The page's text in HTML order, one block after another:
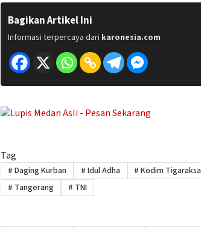
Bagikan Artikel Ini
Informasi terpercaya dari karonesia.com
Tag
# Daging Kurban # Idul Adha # Kodim Tigaraksa
# Tangerang # TNI